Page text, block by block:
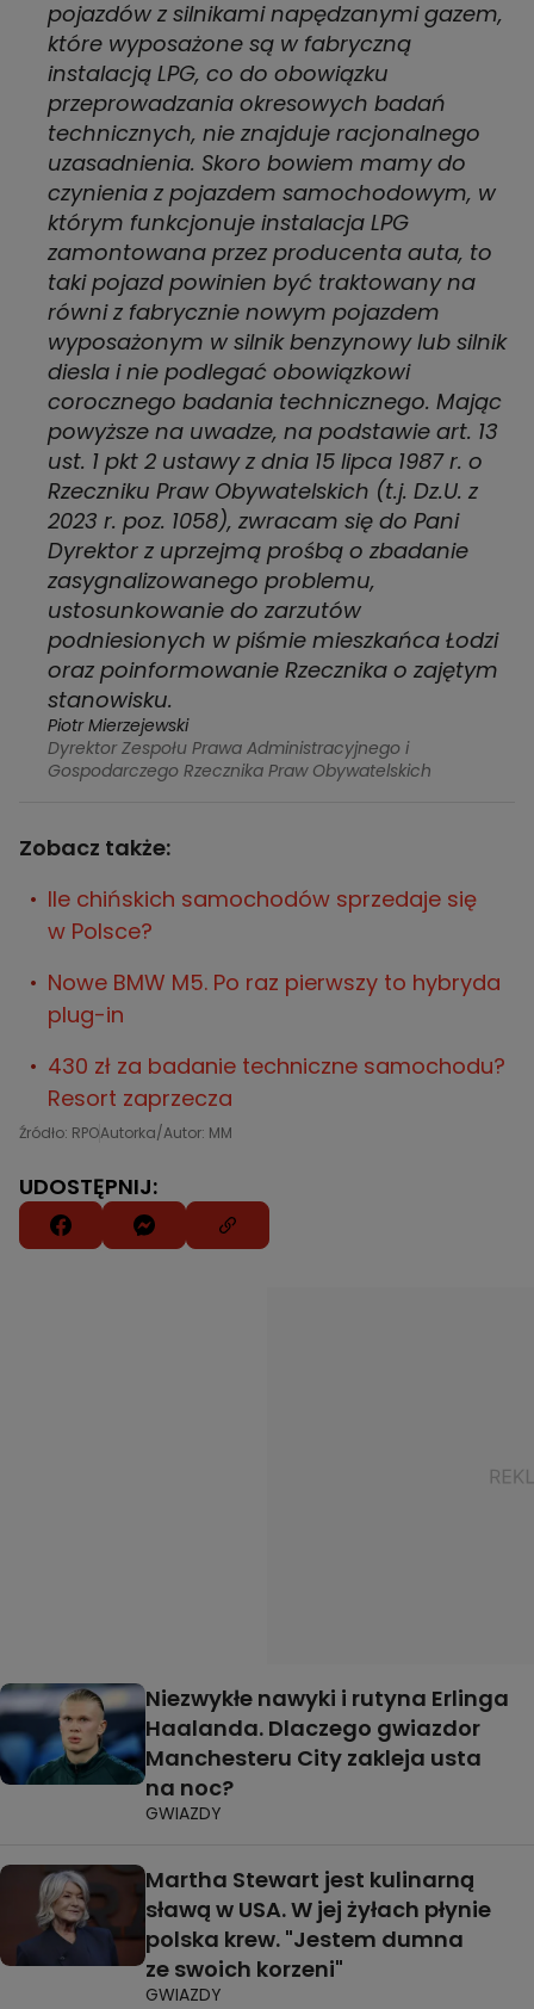
pojazdów z silnikami napędzanymi gazem,
które wyposażone są w fabryczną
instalacją LPG, co do obowiązku
przeprowadzania okresowych badań
technicznych, nie znajduje racjonalnego
uzasadnienia. Skoro bowiem mamy do
czynienia z pojazdem samochodowym, w
którym funkcjonuje instalacja LPG
zamontowana przez producenta auta, to
taki pojazd powinien być traktowany na
równi z fabrycznie nowym pojazdem
wyposażonym w silnik benzynowy lub silnik
diesla i nie podlegać obowiązkowi
corocznego badania technicznego. Mając
powyższe na uwadze, na podstawie art. 13
ust. 1 pkt 2 ustawy z dnia 15 lipca 1987 r. o
Rzeczniku Praw Obywatelskich (t.j. Dz.U. z
2023 r. poz. 1058), zwracam się do Pani
Dyrektor z uprzejmą prośbą o zbadanie
zasygnalizowanego problemu,
ustosunkowanie do zarzutów
podniesionych w piśmie mieszkańca Łodzi
oraz poinformowanie Rzecznika o zajętym
stanowisku.
Piotr Mierzejewski
Dyrektor Zespołu Prawa Administracyjnego i
Gospodarczego Rzecznika Praw Obywatelskich
Zobacz także:
Ile chińskich samochodów sprzedaje się
w Polsce?
Nowe BMW M5. Po raz pierwszy to hybryda
plug-in
430 zł za badanie techniczne samochodu?
Resort zaprzecza
Źródło: RPOAutorka/Autor: MM
UDOSTĘPNIJ:
Niezwykłe nawyki i rutyna Erlinga
Haalanda. Dlaczego gwiazdor
Manchesteru City zakleja usta
na noc?
GWIAZDY
Martha Stewart jest kulinarną
sławą w USA. W jej żyłach płynie
polska krew. "Jestem dumna
ze swoich korzeni"
GWIAZDY